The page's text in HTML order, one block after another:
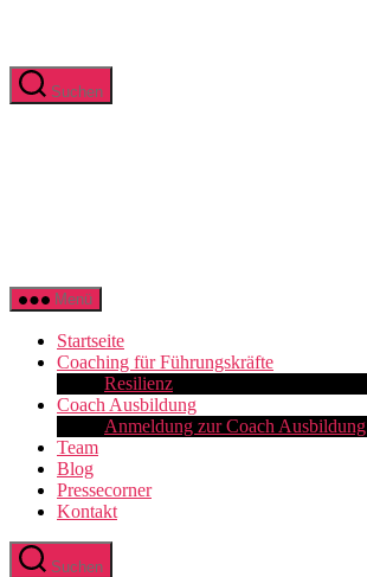
Zum
Inhalt Suchen
Würzburger
Business
Coach
Akademie
Menü
Startseite
Coaching für Führungskräfte
Resilienz
Coach Ausbildung
Anmeldung zur Coach Ausbildung
Team
Blog
Pressecorner
Kontakt
Suchen